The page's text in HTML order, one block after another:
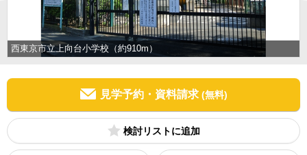
西東京市立上向台小学校（約910m）
見学予約・資料請求 (無料)
検討リスト